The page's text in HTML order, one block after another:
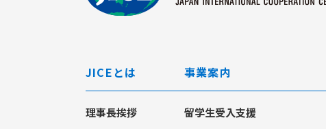
JICEとは
理事長挨拶
事業案内
留学生受入支援